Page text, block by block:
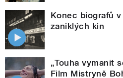
Konec biografů
zaniklých kin
„Touha vymanit
Film Mistryně